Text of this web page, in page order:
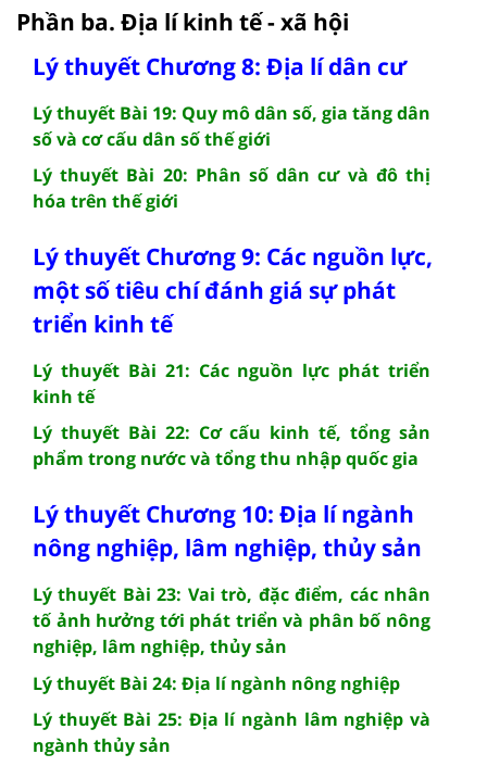
Phần ba. Địa lí kinh tế - xã hội
Lý thuyết Chương 8: Địa lí dân cư
Lý thuyết Bài 19: Quy mô dân số, gia tăng dân
số và cơ cấu dân số thế giới
Lý thuyết Bài 20: Phân số dân cư và đô thị
hóa trên thế giới
Lý thuyết Chương 9: Các nguồn lực,
một số tiêu chí đánh giá sự phát
triển kinh tế
Lý thuyết Bài 21: Các nguồn lực phát triển
kinh tế
Lý thuyết Bài 22: Cơ cấu kinh tế, tổng sản
phẩm trong nước và tổng thu nhập quốc gia
Lý thuyết Chương 10: Địa lí ngành
nông nghiệp, lâm nghiệp, thủy sản
Lý thuyết Bài 23: Vai trò, đặc điểm, các nhân
tố ảnh hưởng tới phát triển và phân bố nông
nghiệp, lâm nghiệp, thủy sản
Lý thuyết Bài 24: Địa lí ngành nông nghiệp
Lý thuyết Bài 25: Địa lí ngành lâm nghiệp và
ngành thủy sản